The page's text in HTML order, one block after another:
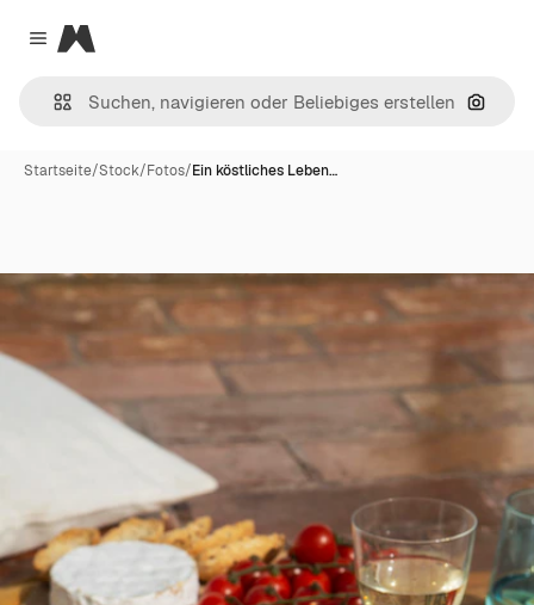
Close menu
Magnific
Nach
Startseite/Stock/Fotos/Ein köstliches Leben…